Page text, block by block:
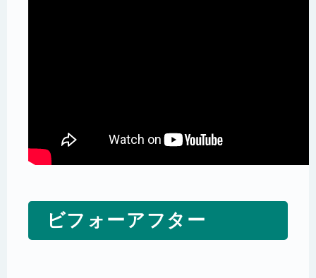
ビフォーアフター